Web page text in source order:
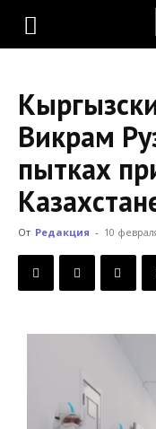
KLOOP.KG
Новости
Кыргызстана
Викрам
пытках
От Редакция - 10